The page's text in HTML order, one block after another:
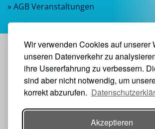
Wir verwenden Cookies auf unserer
unseren Datenverkehr zu
ihre Usererfahrung zu verbessern.
sind aber nicht notwendig, um
korrekt abzurufen.
Akzeptieren
» AGB Veranstaltungen
VERANSTALTER: